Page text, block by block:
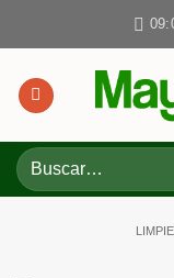
Buscar
por: